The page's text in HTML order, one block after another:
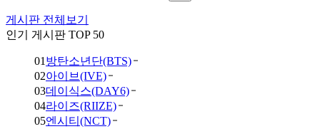
게시판 전체보기
인기 게시판 TOP 50
01 방탄소년단(BTS)
02아이브(IVE)
03데이식스(DAY6)
04라이즈(RIIZE)
05엔시티(NCT)